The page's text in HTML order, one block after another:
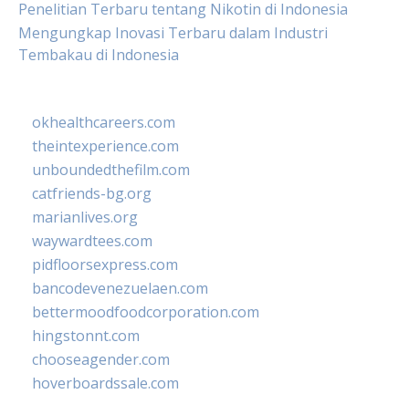
Penelitian Terbaru tentang Nikotin di Indonesia
Mengungkap Inovasi Terbaru dalam Industri
Tembakau di Indonesia
okhealthcareers.com
theintexperience.com
unboundedthefilm.com
catfriends-bg.org
marianlives.org
waywardtees.com
pidfloorsexpress.com
bancodevenezuelaen.com
bettermoodfoodcorporation.com
hingstonnt.com
chooseagender.com
hoverboardssale.com